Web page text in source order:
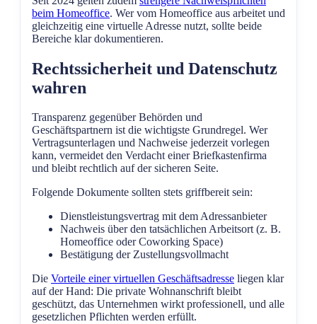
beim Homeoffice. Wer vom Homeoffice aus arbeitet und
gleichzeitig eine virtuelle Adresse nutzt, sollte beide
Bereiche klar dokumentieren.
Rechtssicherheit und Datenschutz
wahren
Transparenz gegenüber Behörden und
Geschäftspartnern ist die wichtigste Grundregel. Wer
Vertragsunterlagen und Nachweise jederzeit vorlegen
kann, vermeidet den Verdacht einer Briefkastenfirma
und bleibt rechtlich auf der sicheren Seite.
Folgende Dokumente sollten stets griffbereit sein:
Dienstleistungsvertrag mit dem Adressanbieter
Nachweis über den tatsächlichen Arbeitsort (z. B.
Homeoffice oder Coworking Space)
Bestätigung der Zustellungsvollmacht
Die Vorteile einer virtuellen Geschäftsadresse liegen klar
auf der Hand: Die private Wohnanschrift bleibt
geschützt, das Unternehmen wirkt professionell, und alle
gesetzlichen Pflichten werden erfüllt.